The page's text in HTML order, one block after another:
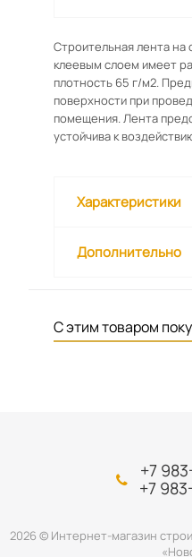
Строительная лента на
клеевым слоем имеет
плотность 65 г/м2.
поверхности при
помещения. Лента
устойчива к
Характеристики
Дополнительно
С этим товаром
+7
+7
2026 © Интернет-магазин